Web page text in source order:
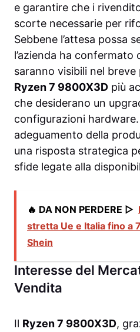
e garantire che i
scorte necessarie per
Sebbene l’attesa possa
l’azienda ha confermato
saranno visibili nel
Ryzen 7 9800X3D più
che desiderano un
configurazioni
adeguamento della
una risposta strategica
sfide legate alla
🔥 DA NON PERDERE ▷
stretta Ue e Italia fino a
Shein
Interesse del
Vendita
Il Ryzen 7 9800X3D,